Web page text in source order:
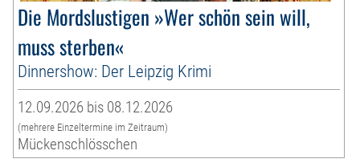
Die Mordslustigen »Wer schön sein will,
muss sterben«
Dinnershow: Der Leipzig Krimi
12.09.2026 bis 08.12.2026
(mehrere Einzeltermine im Zeitraum)
Mückenschlösschen